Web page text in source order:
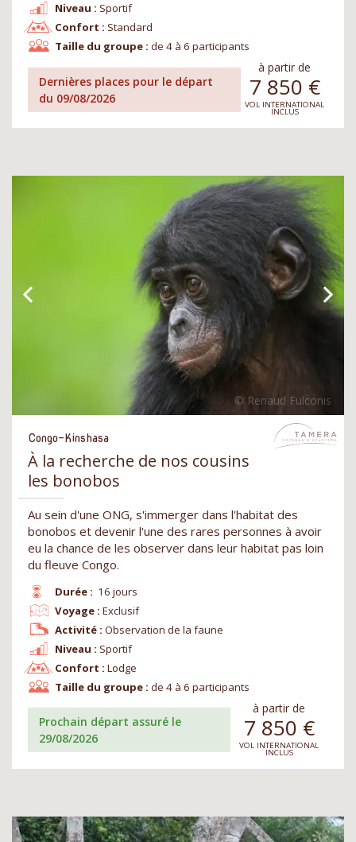
Niveau : Sportif
Confort : Standard
Taille du groupe : de 4 à 6 participants
Dernières places pour le départ
du 09/08/2026
à partir de
7 850 €
VOL INTERNATIONAL
INCLUS
Congo-Kinshasa
À la recherche de nos cousins
les bonobos
Au sein d'une ONG, s'immerger dans l'habitat des
bonobos et devenir l'une des rares personnes à avoir
eu la chance de les observer dans leur habitat pas loin
du fleuve Congo.
Durée : 16 jours
Niveau : Sportif
Voyage : Exclusif
Confort : Lodge
Activité : Observation de la faune
Taille du groupe : de 4 à 6 participants
Prochain départ assuré le
29/08/2026
à partir de
7 850 €
VOL INTERNATIONAL
INCLUS